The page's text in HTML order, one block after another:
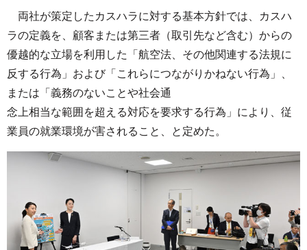
両社が策定したカスハラに対する基本方針では、カスハ
ラの定義を、顧客または第三者（取引先など含む）からの
優越的な立場を利用した「航空法、その他関連する法規に
反する行為」および「これらにつながりかねない行為」、
または「義務のないことや社会通
念上相当な範囲を超える対応を要求する行為」により、従
業員の就業環境が害されること、と定めた。